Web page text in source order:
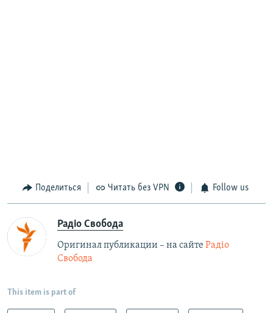
Поделиться Читать без VPN Follow us
Радіо Свобода
Оригинал публикации – на сайте Радіо
Свобода
This item is part of